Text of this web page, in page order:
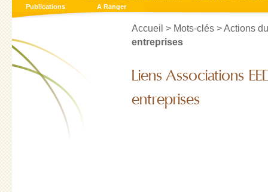
Publications
A Ranger
Accueil > Mots-clés > Actions
entreprises
Liens Associations
entreprises